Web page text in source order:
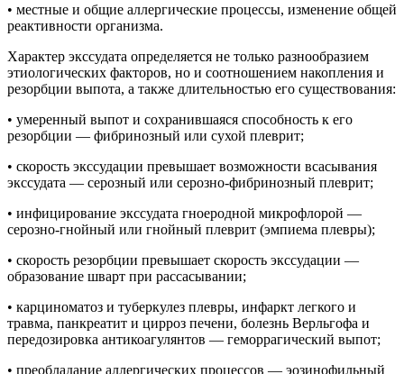
• местные и общие аллергические процессы, изменение общей
реактивности организма.
Характер экссудата определяется не только разнообразием
этиологических факторов, но и соотношением накопления и
резорбции выпота, а также длительностью его существования:
• умеренный выпот и сохранившаяся способность к его
резорбции — фибринозный или сухой плеврит;
• скорость экссудации превышает возможности всасывания
экссудата — серозный или серозно-фибринозный плеврит;
• инфицирование экссудата гноеродной микрофлорой —
серозно-гнойный или гнойный плеврит (эмпиема плевры);
• скорость резорбции превышает скорость экссудации —
образование шварт при рассасывании;
• карциноматоз и туберкулез плевры, инфаркт легкого и
травма, панкреатит и цирроз печени, болезнь Верльгофа и
передозировка антикоагулянтов — геморрагический выпот;
• преобладание аллергических процессов — эозинофильный